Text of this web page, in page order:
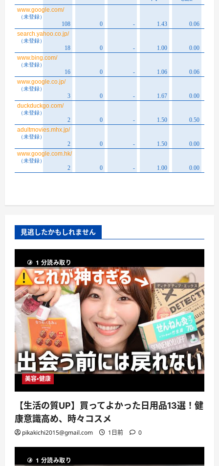
見逃したかもしれません
1 分読み取り
美容・健康
【生活の質UP】買ってよかった日用品13選！健
康意識高め、時々コスメ
pikakichi2015@gmail.com 1日前 0
1 分読み取り